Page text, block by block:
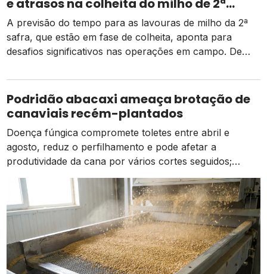
e atrasos na colheita do milho de 2ª
safra
A previsão do tempo para as lavouras de milho da 2ª
safra, que estão em fase de colheita, aponta para
desafios significativos nas operações em campo. De
em relação ao mesmo período do ano passado, mas as
atividades estão ocorrendo de forma normal em
comparação à média dos […]
Podridão abacaxi ameaça brotação de
canaviais recém-plantados
Doença fúngica compromete toletes entre abril e
agosto, reduz o perfilhamento e pode afetar a
produtividade da cana por vários cortes seguidos;
prevenção começa na escolha das mudas